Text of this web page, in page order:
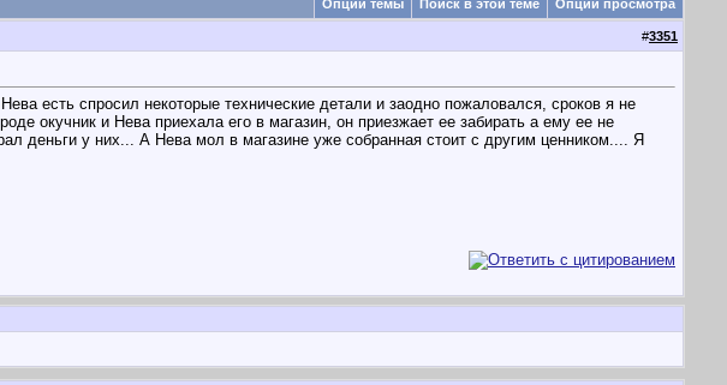
Опции темы Поиск в этой теме Опции просмотра
#3351
есть спросил некоторые технические детали и заодно пожаловался, сроков я не
окучник и Нева приехала его в магазин, он приезжает ее забирать а ему ее не
деньги у них... А Нева мол в магазине уже собранная стоит с другим ценником.... Я